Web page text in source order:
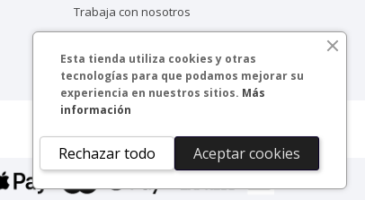
Trabaja con nosotros
Esta tienda utiliza cookies y otras
tecnologías para que podamos mejorar su
experiencia en nuestros sitios. Más
información
Aceptar cookies
Rechazar todo